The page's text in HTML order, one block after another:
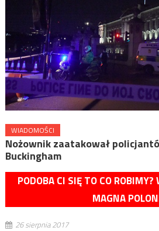
WIADOMOŚCI
Nożownik zaatakował
Buckingham
PODOBA CI SIĘ TO CO ROBIMY?
MAGNA
26 sierpnia 2017